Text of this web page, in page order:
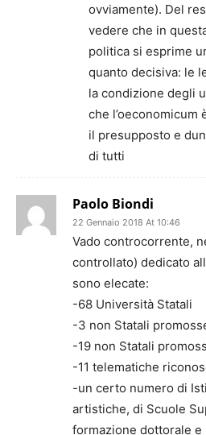
ovviamente). Del
vedere che in
politica si esprime
quanto decisiva: le
la condizione degli
che l’oeconomicum
il presupposto e
di tutti
Paolo Biondi
22 Gennaio 2018 At 10:46
Vado controcorrente,
controllato) dedicato
sono elecate:
-68 Università Statali
-3 non Statali
-19 non Statali
-11 telematiche
-un certo numero di
artistiche, di Scuole
formazione dottorale